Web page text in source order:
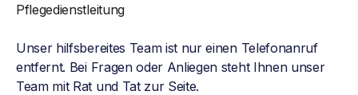
Pflegedienstleitung
Unser hilfsbereites Team ist nur einen Telefonanruf
entfernt. Bei Fragen oder Anliegen steht Ihnen unser
Team mit Rat und Tat zur Seite.